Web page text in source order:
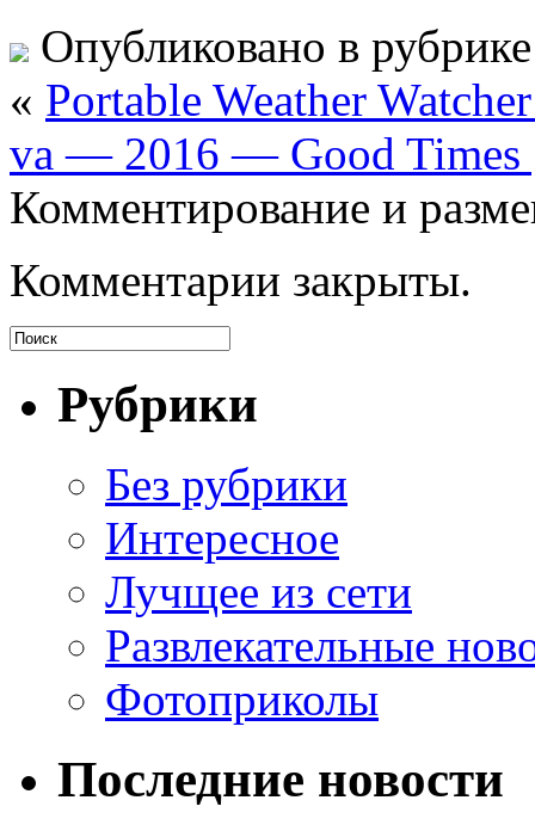
Опубликовано в
« Portable Weather
va — 2016 — Good Times
Комментирование и
Комментарии закрыты.
Рубрики
Без рубрики
Интересное
Лучщее из сети
Развлекательные
Фотоприколы
Последние новости